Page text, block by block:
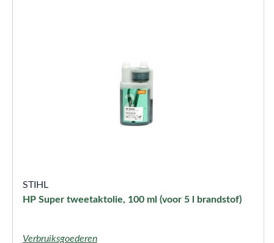
STIHL
HP Super tweetaktolie, 100 ml (voor 5 l brandstof)
Verbruiksgoederen